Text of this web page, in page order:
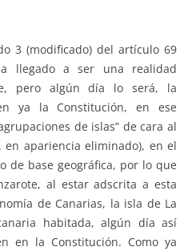
3 (modificado) del artículo 69
llegado a ser una realidad
pero algún día lo será, la
ya la Constitución, en ese
de islas” de cara al
en apariencia eliminado), en el
de base geográfica, por lo que
al estar adscrita a esta
de Canarias, la isla de La
habitada, algún día así
en la Constitución. Como ya